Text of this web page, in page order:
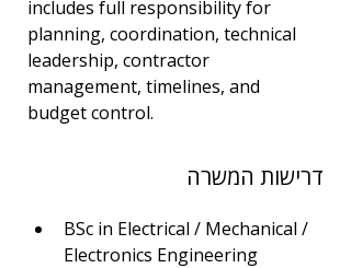
includes full responsibility for
planning, coordination, technical
leadership, contractor
management, timelines, and
budget control.
דרישות המשרה
BSc in Electrical / Mechanical /
Electronics Engineering